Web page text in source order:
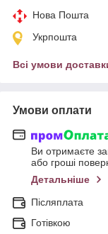
Нова Пошта
Укрпошта
Всі умови
Умови оплати
Ви отримаєте
або гроші
Детальніше
Післяплата
Готівкою